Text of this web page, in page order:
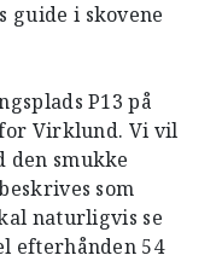
guide i skovene
P13 på
for Virklund. Vi vil
den smukke
som
naturligvis se
efterhånden 54